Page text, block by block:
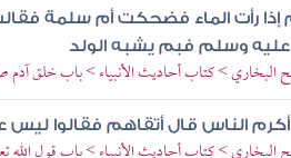
إذا رأت الماء فضحكت أم سلمة
عليه وسلم فبم يشبه الولد
> كتاب أحاديث الأنبياء > باب خلق آدم
الناس قال أتقاهم فقالوا